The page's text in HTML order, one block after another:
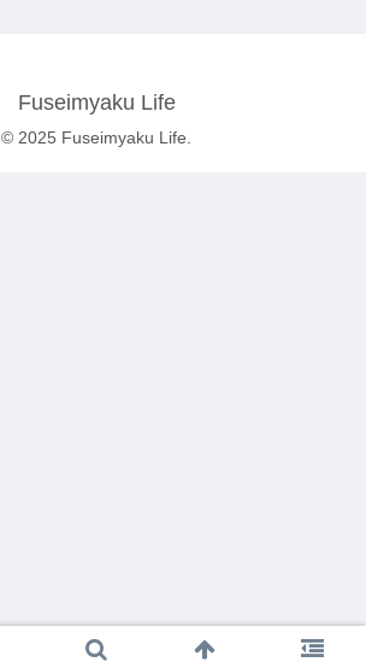
Fuseimyaku Life
© 2025 Fuseimyaku Life.